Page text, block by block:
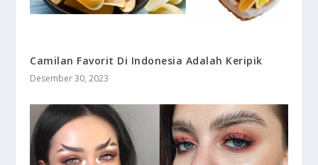
Camilan Favorit Di Indonesia Adalah Keripik
Desember 30, 2023